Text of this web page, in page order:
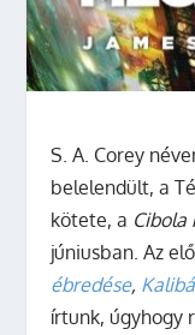
S. A. Corey
belelendült, a
kötete, a Cibola
júniusban. Az
ébredése,
írtunk, úgyhogy